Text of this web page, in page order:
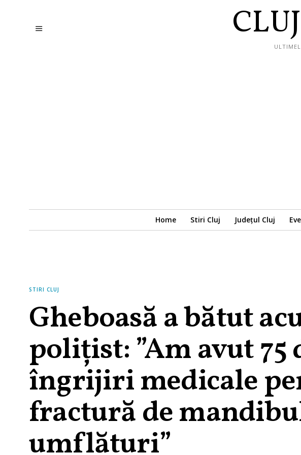
Home Stiri Cluj Județul Cluj
STIRI CLUJ
Gheboasă a bătut
polițist: ”Am avut 75
îngrijiri medicale
fractură de
umflături”